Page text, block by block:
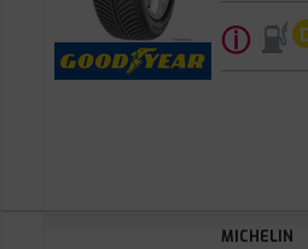
ⓘ
MICHELIN